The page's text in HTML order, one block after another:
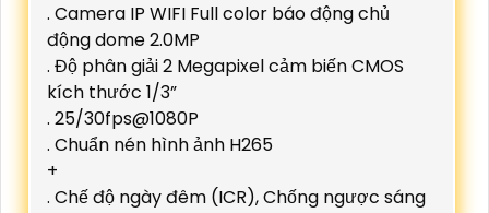
. Camera IP WIFI Full color báo động chủ
động dome 2.0MP
. Độ phân giải 2 Megapixel cảm biến CMOS
kích thước 1/3”
. 25/30fps@1080P
. Chuẩn nén hình ảnh H265
+
. Chế độ ngày đêm (ICR), Chống ngược sáng